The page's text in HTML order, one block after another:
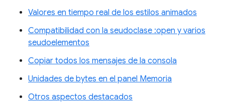
Valores en tiempo real de los estilos animados
Compatibilidad con la seudoclase :open y varios
seudoelementos
Copiar todos los mensajes de la consola
Unidades de bytes en el panel Memoria
Otros aspectos destacados